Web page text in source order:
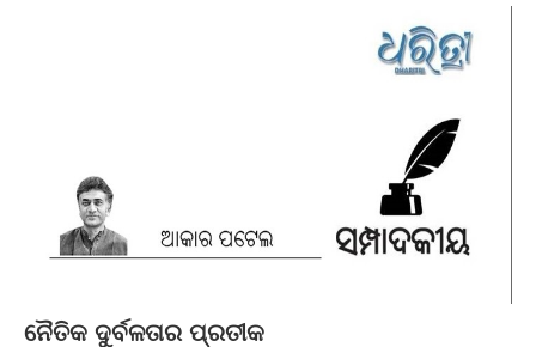
ନୈତିକ ଦୁର୍ବଳତାର ପ୍ରତୀକ